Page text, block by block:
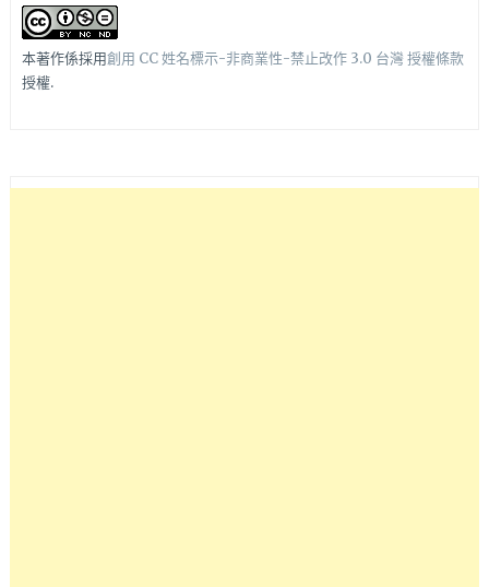
本著作係採用創用 CC 姓名標示-非商業性-禁止改作 3.0 台灣 授權條款
授權.